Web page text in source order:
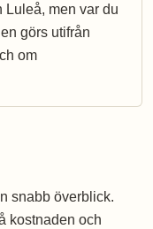
Luleå, men var du
görs utifrån
om
snabb överblick.
kostnaden och